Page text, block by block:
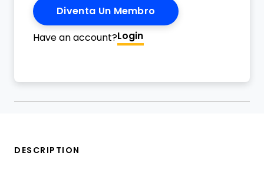
Diventa Un Membro
Have an account?Login
DESCRIPTION